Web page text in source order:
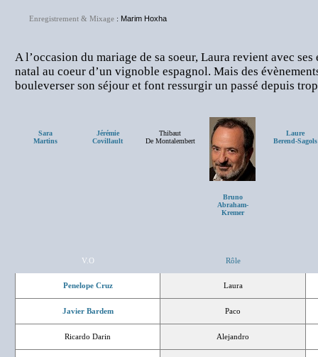
Enregistrement & Mixage : Marim Hoxha
A l’occasion du mariage de sa soeur, Laura revient avec
natal au coeur d’un vignoble espagnol. Mais des
bouleverser son séjour et font ressurgir un passé depuis
Sara
Martins
Jérémie
Covillault
Thibaut
De Montalembert
Bruno
Abraham-
Kremer
Laure
Berend-Sagols
V.O Rôle
Penelope Cruz Laura
Javier Bardem Paco
Ricardo Darin Alejandro